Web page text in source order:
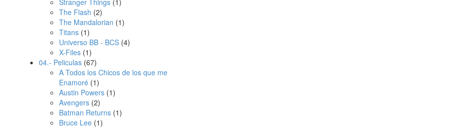
The Flash (2)
The Mandalorian (1)
Titans (1)
Universo BB - BCS (4)
X-Files (1)
04.- Peliculas (67)
A Todos los Chicos de los que me
Enamoré (1)
Austin Powers (1)
Avengers (2)
Batman Returns (1)
Bruce Lee (1)